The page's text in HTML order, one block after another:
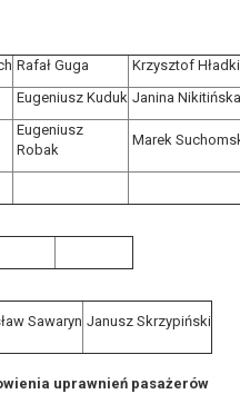
Rafał Guga
Krzysztof Hładki
Eugeniusz Kuduk Janina Nikitińska
Eugeniusz
Robak
Marek
Sawaryn Janusz Skrzypiński
uprawnień pasażerów